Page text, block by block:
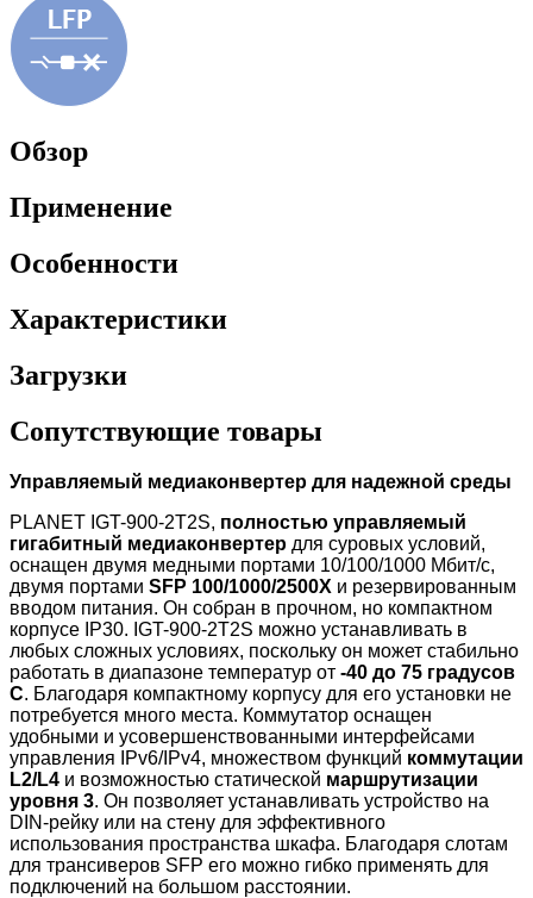
Обзор
Применение
Особенности
Характеристики
Загрузки
Сопутствующие товары
Управляемый медиаконвертер для надежной среды
PLANET IGT-900-2T2S, полностью управляемый
гигабитный медиаконвертер для суровых условий,
оснащен двумя медными портами 10/100/1000 Мбит/с,
двумя портами SFP 100/1000/2500X и резервированным
вводом питания. Он собран в прочном, но компактном
корпусе IP30. IGT-900-2T2S можно устанавливать в
любых сложных условиях, поскольку он может стабильно
работать в диапазоне температур от -40 до 75 градусов
C. Благодаря компактному корпусу для его установки не
потребуется много места. Коммутатор оснащен
удобными и усовершенствованными интерфейсами
управления IPv6/IPv4, множеством функций коммутации
L2/L4 и возможностью статической маршрутизации
уровня 3. Он позволяет устанавливать устройство на
DIN-рейку или на стену для эффективного
использования пространства шкафа. Благодаря слотам
для трансиверов SFP его можно гибко применять для
подключений на большом расстоянии.